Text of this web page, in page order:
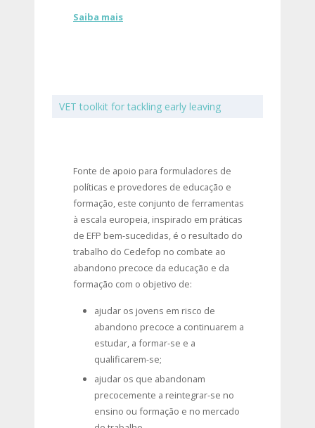
Saiba mais
VET toolkit for tackling early leaving
Fonte de apoio para formuladores de
políticas e provedores de educação e
formação, este conjunto de ferramentas
à escala europeia, inspirado em práticas
de EFP bem-sucedidas, é o resultado do
trabalho do Cedefop no combate ao
abandono precoce da educação e da
formação com o objetivo de:
ajudar os jovens em risco de
abandono precoce a continuarem a
estudar, a formar-se e a
qualificarem-se;
ajudar os que abandonam
precocemente a reintegrar-se no
ensino ou formação e no mercado